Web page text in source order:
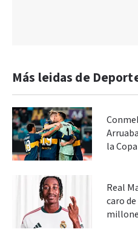
Más leidas de
la
Real
caro